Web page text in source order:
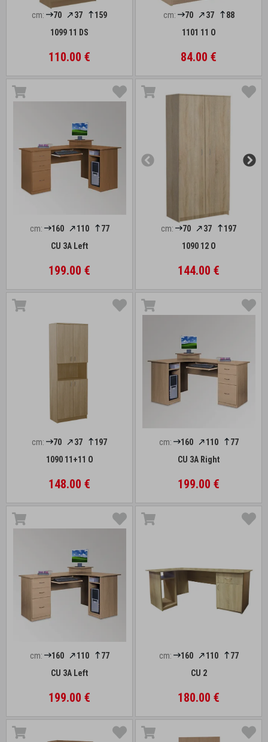
cm: 70 37
159
1099 11 DS
110.00 €
cm: 70 37
88
1101 11 O
84.00 €
cm: 160 110
77
CU 3A Left
199.00 €
cm: 70 37
197
1090 12 O
144.00 €
cm: 70 37
197
1090 11+11 O
148.00 €
cm: 160 110
77
CU 3A Right
199.00 €
cm: 160 110
77
CU 3A Left
199.00 €
cm: 160 110
77
CU 2
180.00 €